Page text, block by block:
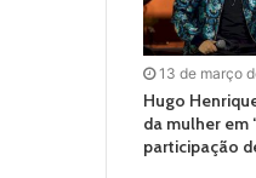
13 de março
Hugo
da mulher em
participação